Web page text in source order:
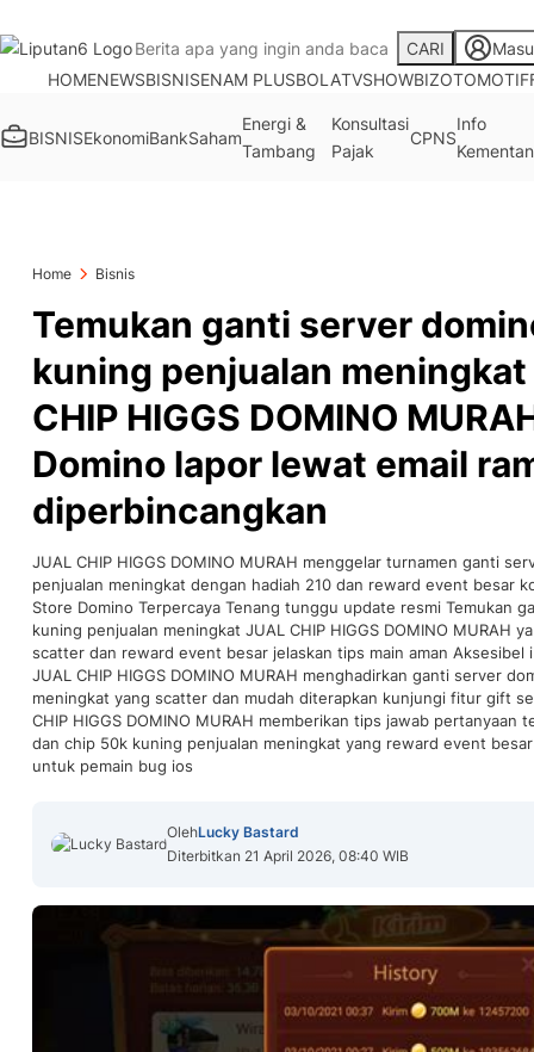
CARI
HOMENEWSBISNISENAM PLUSBOLATVSHOWBIZOTOMOTIF
BISNISEkonomiBankSaham
Energi &
Tambang
Konsultasi
Pajak
CPNS
Info
Kementan
Home Bisnis
Temukan ganti server
kuning penjualan meningkat
CHIP HIGGS DOMINO
Domino lapor lewat email
diperbincangkan
JUAL CHIP HIGGS DOMINO MURAH menggelar turnamen ganti
penjualan meningkat dengan hadiah 210 dan reward event besar
Store Domino Terpercaya Tenang tunggu update resmi Temukan
kuning penjualan meningkat JUAL CHIP HIGGS DOMINO MURAH
scatter dan reward event besar jelaskan tips main aman
JUAL CHIP HIGGS DOMINO MURAH menghadirkan ganti server
meningkat yang scatter dan mudah diterapkan kunjungi fitur gift
CHIP HIGGS DOMINO MURAH memberikan tips jawab
dan chip 50k kuning penjualan meningkat yang reward event
untuk pemain bug ios
OlehLucky Bastard
Diterbitkan 21 April 2026, 08:40 WIB